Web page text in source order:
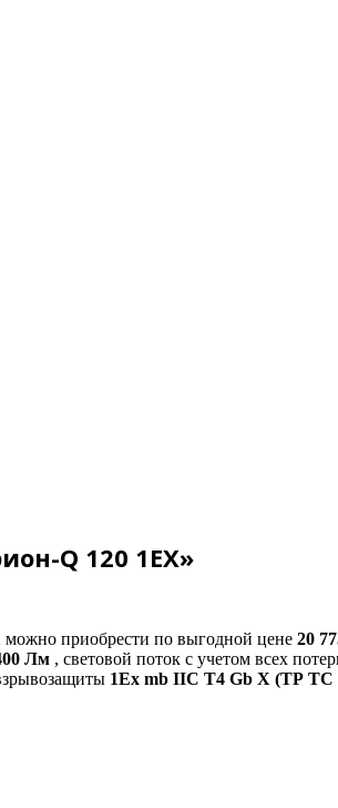
Q 120 1ЕХ»
можно приобрести по выгодной цене 20
Лм , световой поток с учетом всех
1Ех mb IIC T4 Gb X (ТР ТС